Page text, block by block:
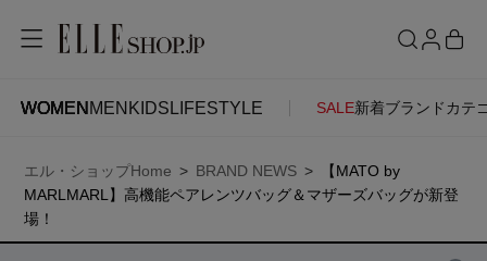
WOMEN MEN KIDS LIFESTYLE SALE新着ブランド カテ
WOMENMENKIDSLIFESTYLE
ITEMS
ACCOUNT
お気に入りアイテム
SEE RESULTS
エル・ショップHome BRAND NEWS
【MATO by
MARLMARL】高機能ペアレンツバッグ＆マザーズバッグが新登
場！